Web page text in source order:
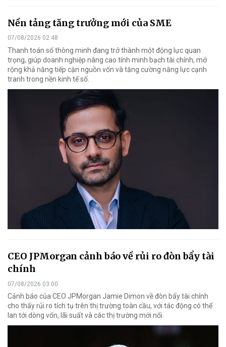
Nền tảng tăng trưởng mới của SME
07/08/2026 02:48
Thanh toán số thông minh đang trở thành một động lực quan
trọng, giúp doanh nghiệp nâng cao tính minh bạch tài chính, mở
rộng khả năng tiếp cận nguồn vốn và tăng cường năng lực cạnh
tranh trong nền kinh tế số.
CEO JPMorgan cảnh báo về rủi ro đòn bẩy tài
chính
07/08/2026 03:00
Cảnh báo của CEO JPMorgan Jamie Dimon về đòn bẩy tài chính
cho thấy rủi ro tích tụ trên thị trường toàn cầu, với tác động có thể
lan tới dòng vốn, lãi suất và các thị trường mới nổi.